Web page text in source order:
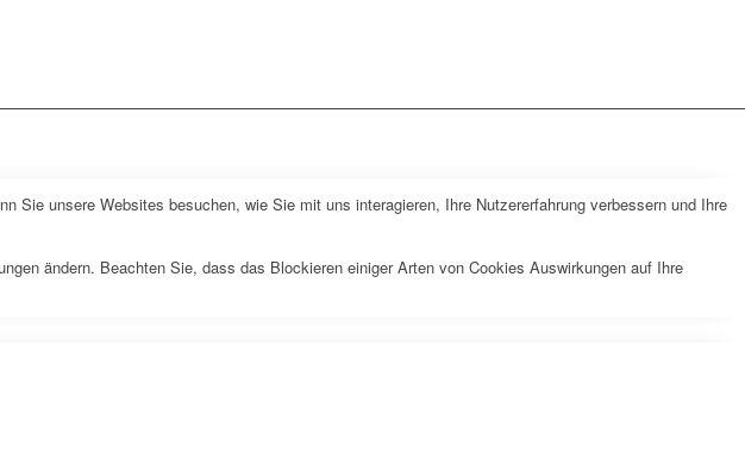
Sie unsere Websites besuchen, wie Sie mit uns interagieren, Ihre Nutzererfahrung verbessern und Ihre
ändern. Beachten Sie, dass das Blockieren einiger Arten von Cookies Auswirkungen auf Ihre